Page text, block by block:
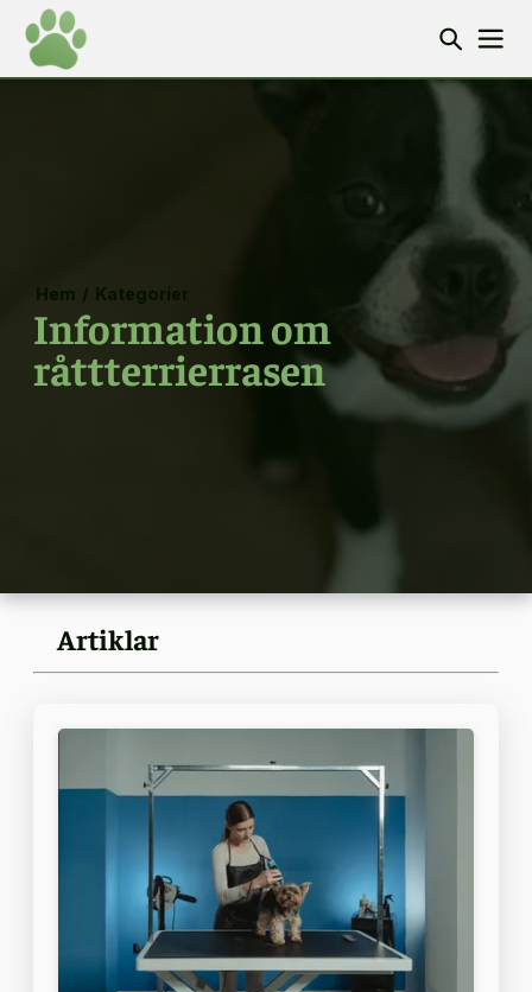
Hem / Kategorier
Information om
råttterrierrasen
Artiklar